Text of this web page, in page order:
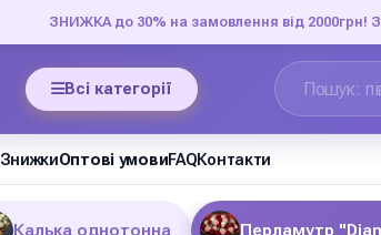
ЗНИЖКА до 30% на замовлення від 2000грн!
Всі категорії
ЗнижкиОптові умовиFAQКонтакти
Калька однотонна Перламутр